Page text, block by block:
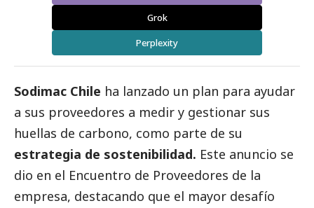
Grok
Perplexity
Sodimac Chile ha lanzado un plan para ayudar
a sus proveedores a medir y gestionar sus
huellas de carbono, como parte de su
estrategia de sostenibilidad. Este anuncio se
dio en el Encuentro de Proveedores de la
empresa, destacando que el mayor desafío